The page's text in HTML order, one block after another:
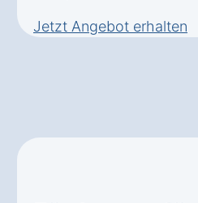
Jetzt Angebot erhalten